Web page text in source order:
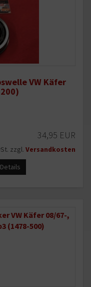
VW Käfer
34,95 EUR
zzgl. Versandkosten
Details